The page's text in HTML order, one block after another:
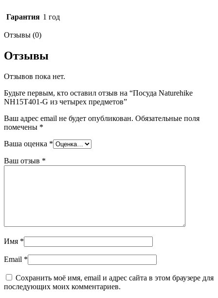
Гарантия 1 год
Отзывы (0)
Отзывы
Отзывов пока нет.
Будьте первым, кто оставил отзыв на “Посуда Naturehike
NH15T401-G из четырех предметов”
Ваш адрес email не будет опубликован. Обязательные поля
помечены *
Ваша оценка *
Ваш отзыв *
Имя *
Email *
Сохранить моё имя, email и адрес сайта в этом браузере для
последующих моих комментариев.